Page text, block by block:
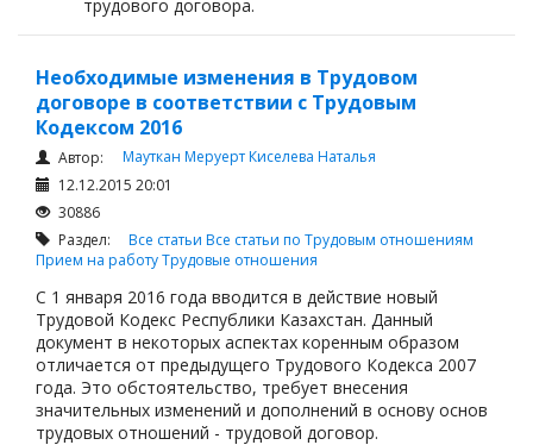
трудового договора.
Необходимые изменения в Трудовом
договоре в соответствии с Трудовым
Кодексом 2016
Автор: Мауткан МеруертКиселева Наталья
12.12.2015 20:01
30886
Раздел: Все статьи Все статьи по Трудовым отношениям
Прием на работуТрудовые отношения
С 1 января 2016 года вводится в действие новый
Трудовой Кодекс Республики Казахстан. Данный
документ в некоторых аспектах коренным образом
отличается от предыдущего Трудового Кодекса 2007
года. Это обстоятельство, требует внесения
значительных изменений и дополнений в основу основ
трудовых отношений - трудовой договор.